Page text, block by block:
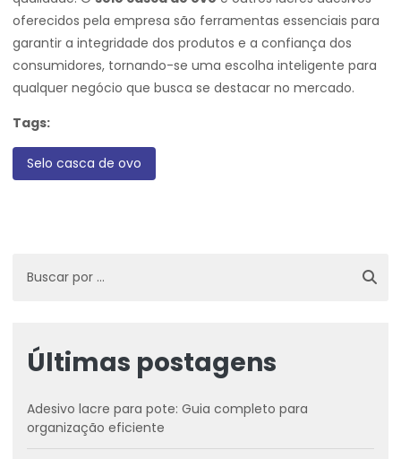
oferecidos pela empresa são ferramentas essenciais para
garantir a integridade dos produtos e a confiança dos
consumidores, tornando-se uma escolha inteligente para
qualquer negócio que busca se destacar no mercado.
Tags:
Selo casca de ovo
Últimas postagens
Adesivo lacre para pote: Guia completo para
organização eficiente